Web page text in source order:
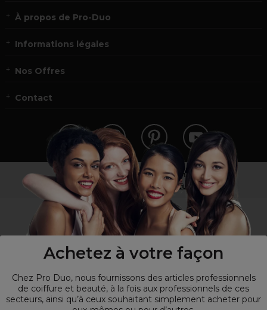
Achetez à votre façon
Chez Pro Duo, nous fournissons des articles professionnels
de coiffure et beauté, à la fois aux professionnels de ces
secteurs, ainsi qu’à ceux souhaitant simplement acheter pour
À propos de Pro-Duo
Informations légales
Nos Offres
Contact
Vous n’êtes pas un professionnel ?
Visitez notre site pour les particuliers!